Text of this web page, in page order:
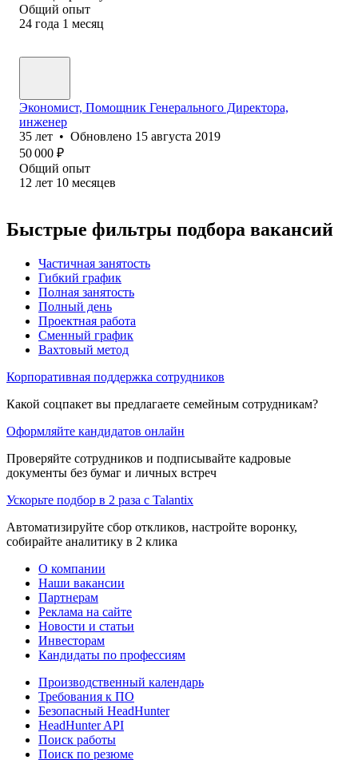
Общий опыт
24 года 1 месяц
Экономист, Помощник Генерального Директора,
инженер
35 лет • Обновлено 15 августа 2019
50 000 ₽
Общий опыт
12 лет 10 месяцев
Быстрые фильтры подбора вакансий
Частичная занятость
Гибкий график
Полная занятость
Полный день
Проектная работа
Сменный график
Вахтовый метод
Корпоративная поддержка сотрудников
Какой соцпакет вы предлагаете семейным сотрудникам?
Оформляйте кандидатов онлайн
Проверяйте сотрудников и подписывайте кадровые
документы без бумаг и личных встреч
Ускорьте подбор в 2 раза с Talantix
Автоматизируйте сбор откликов, настройте воронку,
собирайте аналитику в 2 клика
О компании
Наши вакансии
Партнерам
Реклама на сайте
Новости и статьи
Инвесторам
Кандидаты по профессиям
Производственный календарь
Требования к ПО
Безопасный HeadHunter
HeadHunter API
Поиск работы
Поиск по резюме